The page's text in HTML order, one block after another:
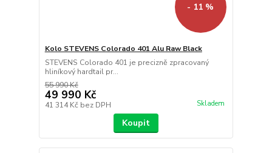
- 11 %
Kolo STEVENS Colorado 401 Alu Raw Black
STEVENS Colorado 401 je precizně zpracovaný
hliníkový hardtail pr...
55 990 Kč
49 990 Kč
41 314 Kč bez DPH Skladem
Koupit